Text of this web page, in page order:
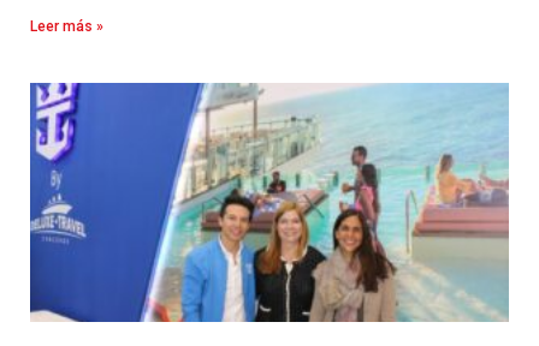
Leer más »